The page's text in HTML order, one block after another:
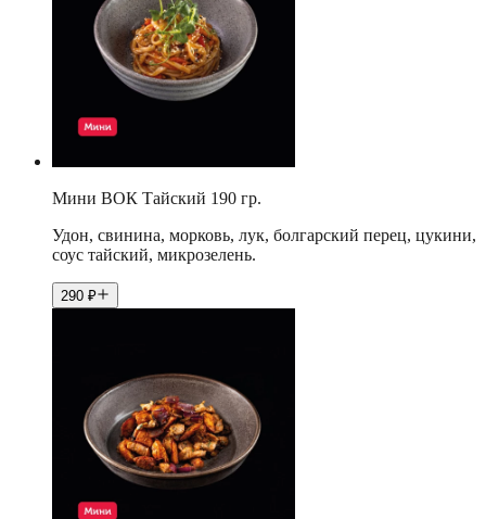
Мини ВОК Тайский 190 гр.
Удон, свинина, морковь, лук, болгарский перец, цукини,
соус тайский, микрозелень.
290 ₽